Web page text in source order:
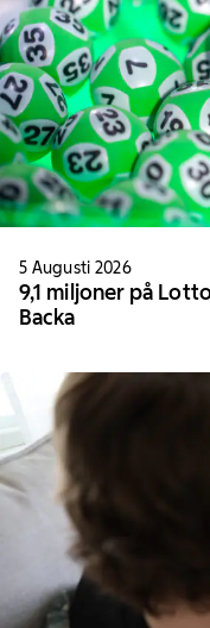
5 Augusti 2026
9,1 miljoner på
Backa